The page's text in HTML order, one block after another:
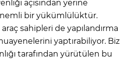
açısından yerine
bir yükümlülüktür.
sahipleri de yapılandırma
yaptırabiliyor. Biz
tarafından yürütülen bu